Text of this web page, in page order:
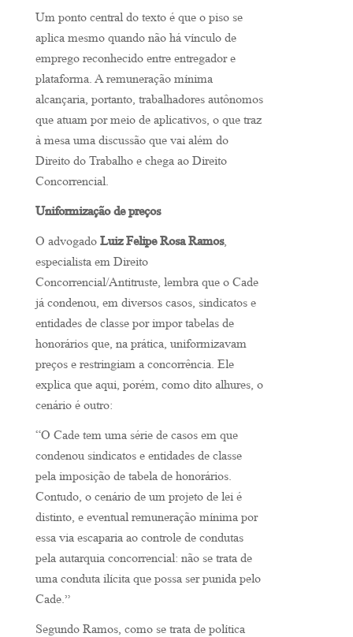
Um ponto central do texto é que o piso se
aplica mesmo quando não há vínculo de
emprego reconhecido entre entregador e
plataforma. A remuneração mínima
alcançaria, portanto, trabalhadores autônomos
que atuam por meio de aplicativos, o que traz
à mesa uma discussão que vai além do
Direito do Trabalho e chega ao Direito
Concorrencial.
Uniformização de preços
O advogadoLuiz Felipe Rosa Ramos,
especialista em Direito
Concorrencial/Antitruste, lembra que o Cade
já condenou, em diversos casos, sindicatos e
entidades de classe por impor tabelas de
honorários que, na prática, uniformizavam
preços e restringiam a concorrência. Ele
explica que aqui, porém, como dito alhures, o
cenário é outro:
“O Cade tem uma série de casos em que
condenou sindicatos e entidades de classe
pela imposição de tabela de honorários.
Contudo, o cenário de um projeto de lei é
distinto, e eventual remuneração mínima por
essa via escaparia ao controle de condutas
pela autarquia concorrencial: não se trata de
uma conduta ilícita que possa ser punida pelo
Cade.”
Segundo Ramos, como se trata de política